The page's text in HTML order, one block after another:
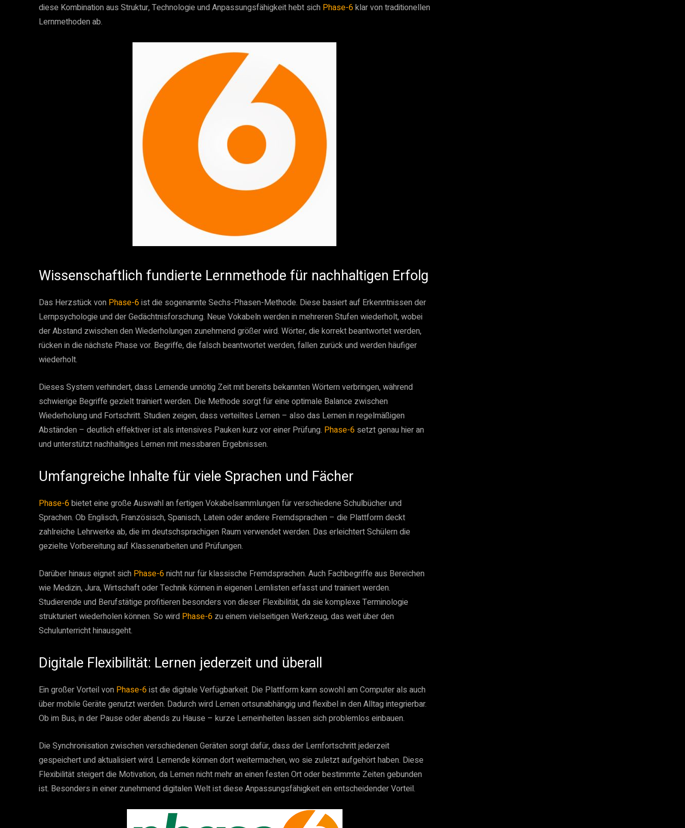
diese Kombination aus Struktur, Technologie und Anpassungsfähigkeit hebt sich Phase-6klar von traditionellen
Lernmethoden ab.
Wissenschaftlich fundierte Lernmethode für nachhaltigen Erfolg
Das Herzstück von Phase-6ist die sogenannte Sechs-Phasen-Methode. Diese basiert auf Erkenntnissen der
Lernpsychologie und der Gedächtnisforschung. Neue Vokabeln werden in mehreren Stufen wiederholt, wobei
der Abstand zwischen den Wiederholungen zunehmend größer wird. Wörter, die korrekt beantwortet werden,
rücken in die nächste Phase vor. Begriffe, die falsch beantwortet werden, fallen zurück und werden häufiger
wiederholt.
Dieses System verhindert, dass Lernende unnötig Zeit mit bereits bekannten Wörtern verbringen, während
schwierige Begriffe gezielt trainiert werden. Die Methode sorgt für eine optimale Balance zwischen
Wiederholung und Fortschritt. Studien zeigen, dass verteiltes Lernen – also das Lernen in regelmäßigen
Abständen – deutlich effektiver ist als intensives Pauken kurz vor einer Prüfung. Phase-6 setzt genau hier an
und unterstützt nachhaltiges Lernen mit messbaren Ergebnissen.
Umfangreiche Inhalte für viele Sprachen und Fächer
Phase-6bietet eine große Auswahl an fertigen Vokabelsammlungen für verschiedene Schulbücher und
Sprachen. Ob Englisch, Französisch, Spanisch, Latein oder andere Fremdsprachen – die Plattform deckt
zahlreiche Lehrwerke ab, die im deutschsprachigen Raum verwendet werden. Das erleichtert Schülern die
gezielte Vorbereitung auf Klassenarbeiten und Prüfungen.
Darüber hinaus eignet sich Phase-6nicht nur für klassische Fremdsprachen. Auch Fachbegriffe aus Bereichen
wie Medizin, Jura, Wirtschaft oder Technik können in eigenen Lernlisten erfasst und trainiert werden.
Studierende und Berufstätige profitieren besonders von dieser Flexibilität, da sie komplexe Terminologie
strukturiert wiederholen können. So wird Phase-6 zu einem vielseitigen Werkzeug, das weit über den
Schulunterricht hinausgeht.
Digitale Flexibilität: Lernen jederzeit und überall
Ein großer Vorteil von Phase-6ist die digitale Verfügbarkeit. Die Plattform kann sowohl am Computer als auch
über mobile Geräte genutzt werden. Dadurch wird Lernen ortsunabhängig und flexibel in den Alltag integrierbar.
Ob im Bus, in der Pause oder abends zu Hause – kurze Lerneinheiten lassen sich problemlos einbauen.
Die Synchronisation zwischen verschiedenen Geräten sorgt dafür, dass der Lernfortschritt jederzeit
gespeichert und aktualisiert wird. Lernende können dort weitermachen, wo sie zuletzt aufgehört haben. Diese
Flexibilität steigert die Motivation, da Lernen nicht mehr an einen festen Ort oder bestimmte Zeiten gebunden
ist. Besonders in einer zunehmend digitalen Welt ist diese Anpassungsfähigkeit ein entscheidender Vorteil.